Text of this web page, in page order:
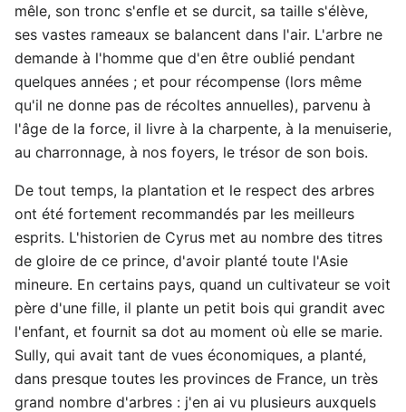
mêle, son tronc s'enfle et se durcit, sa taille s'élève,
ses vastes rameaux se balancent dans l'air. L'arbre ne
demande à l'homme que d'en être oublié pendant
quelques années ; et pour récompense (lors même
qu'il ne donne pas de récoltes annuelles), parvenu à
l'âge de la force, il livre à la charpente, à la menuiserie,
au charronnage, à nos foyers, le trésor de son bois.
De tout temps, la plantation et le respect des arbres
ont été fortement recommandés par les meilleurs
esprits. L'historien de Cyrus met au nombre des titres
de gloire de ce prince, d'avoir planté toute l'Asie
mineure. En certains pays, quand un cultivateur se voit
père d'une fille, il plante un petit bois qui grandit avec
l'enfant, et fournit sa dot au moment où elle se marie.
Sully, qui avait tant de vues économiques, a planté,
dans presque toutes les provinces de France, un très
grand nombre d'arbres : j'en ai vu plusieurs auxquels